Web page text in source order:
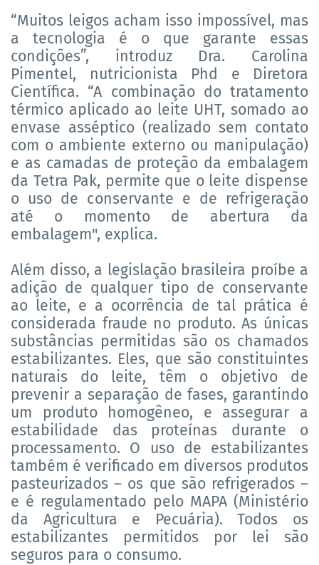
“Muitos leigos acham isso impossível, mas
a tecnologia é o que garante essas
condições”, introduz Dra. Carolina
Pimentel, nutricionista Phd e Diretora
Científica. “A combinação do tratamento
térmico aplicado ao leite UHT, somado ao
envase asséptico (realizado sem contato
com o ambiente externo ou manipulação)
e as camadas de proteção da embalagem
da Tetra Pak, permite que o leite dispense
o uso de conservante e de refrigeração
até o momento de abertura da
embalagem", explica.
Além disso, a legislação brasileira proíbe a
adição de qualquer tipo de conservante
ao leite, e a ocorrência de tal prática é
considerada fraude no produto. As únicas
substâncias permitidas são os chamados
estabilizantes. Eles, que são constituintes
naturais do leite, têm o objetivo de
prevenir a separação de fases, garantindo
um produto homogêneo, e assegurar a
estabilidade das proteínas durante o
processamento. O uso de estabilizantes
também é verificado em diversos produtos
pasteurizados – os que são refrigerados –
e é regulamentado pelo MAPA (Ministério
da Agricultura e Pecuária). Todos os
estabilizantes permitidos por lei são
seguros para o consumo.